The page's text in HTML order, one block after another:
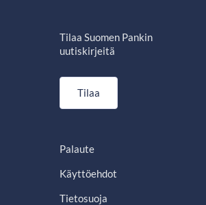
Tilaa Suomen Pankin
uutiskirjeitä
Tilaa
Palaute
Käyttöehdot
Tietosuoja